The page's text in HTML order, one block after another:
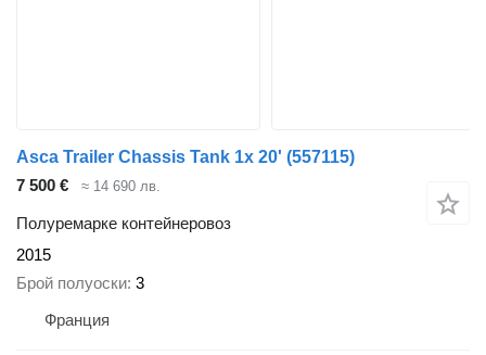
Asca Trailer Chassis Tank 1x 20' (557115)
7 500 €
≈ 14 690 лв.
Полуремарке контейнеровоз
2015
Брой полуоски 3
Франция